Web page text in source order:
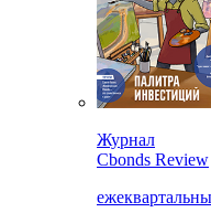
Журнал
Cbonds Review